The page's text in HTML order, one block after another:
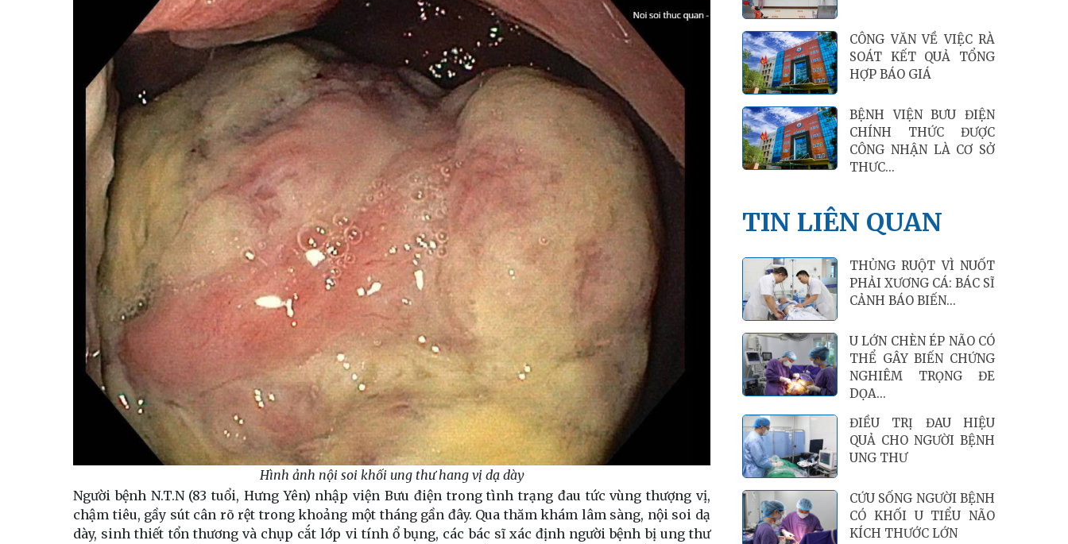
Hình ảnh nội soi khối ung thư hang vị dạ dày
Người bệnh N.T.N (83 tuổi, Hưng Yên) nhập viện Bưu điện trong tình trạng đau tức vùng thượng vị,
chậm tiêu, gầy sút cân rõ rệt trong khoảng một tháng gần đây. Qua thăm khám lâm sàng, nội soi dạ
dày, sinh thiết tổn thương và chụp cắt lớp vi tính ổ bụng, các bác sĩ xác định người bệnh bị ung thư
CÔNG VĂN YÊU CẦU
GỬI BÁO GIÁ
TẦM SOÁT, PHÁT HIỆN
UNG THƯ SỚM BẰNG
CÔNG NGHỆ GIẢI
TRÌNH...
TIN LIÊN QUAN
THỦNG RUỘT VÌ NUỐT
PHẢI XƯƠNG CÁ: BÁC SĨ
CẢNH BÁO BIẾN...
U LỚN CHÈN ÉP NÃO CÓ
THỂ GÂY BIẾN CHỨNG
NGHIÊM TRỌNG ĐE
DỌA...
ĐIỀU TRỊ ĐAU HIỆU
QUẢ CHO NGƯỜI BỆNH
UNG THƯ
CỨU SỐNG NGƯỜI BỆNH
CÓ KHỐI U TIỂU NÃO
KÍCH THƯỚC LỚN